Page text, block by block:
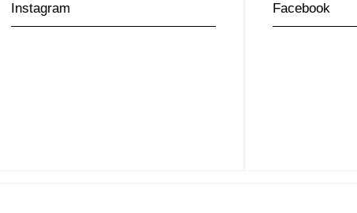
Instagram Facebook